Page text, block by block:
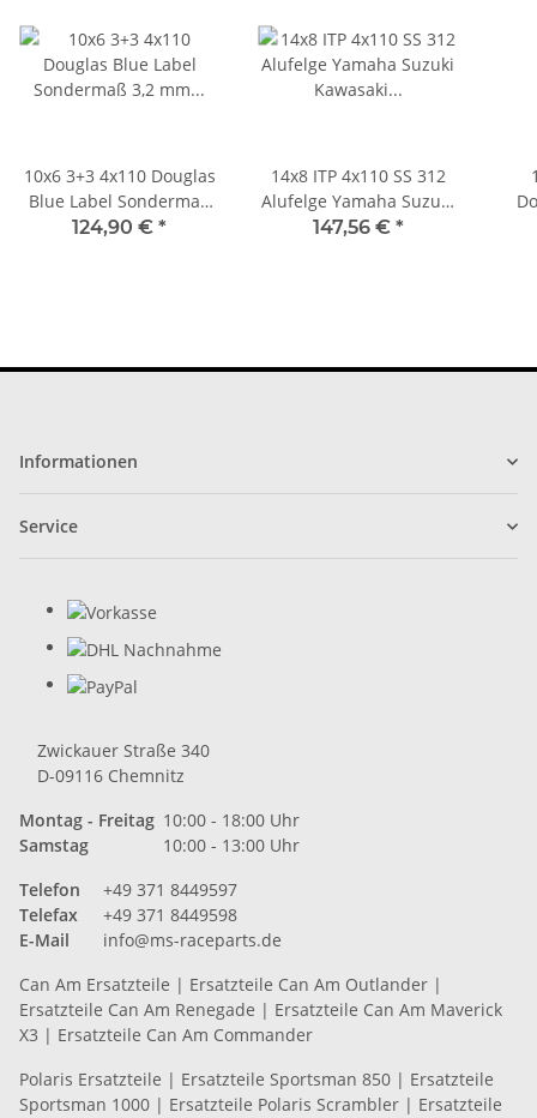
10x6 3+3 4x110 Douglas
Blue Label Sondermaß
3,2 mm - polierte
124,90 € *
14x8 ITP 4x110 SS 312
Alufelge Yamaha Suzuki
Kawasaki SS-312 Felge
147,56 € *
Informationen
Service
Zwickauer Straße 340
D-09116 Chemnitz
Montag - Freitag 10:00 - 18:00 Uhr
Samstag
10:00 - 13:00 Uhr
Telefon
+49 371 8449597
Telefax
+49 371 8449598
E-Mail
info@ms-raceparts.de
Can Am Ersatzteile | Ersatzteile Can Am Outlander |
Ersatzteile Can Am Renegade | Ersatzteile Can Am Maverick
X3 | Ersatzteile Can Am Commander
Polaris Ersatzteile | Ersatzteile Sportsman 850 | Ersatzteile
Sportsman 1000 | Ersatzteile Polaris Scrambler | Ersatzteile